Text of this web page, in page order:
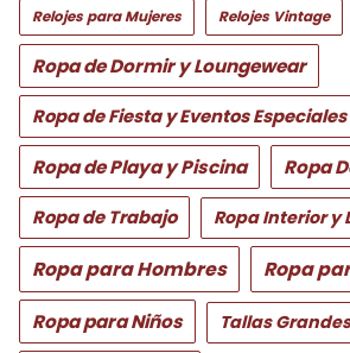
Relojes para Mujeres Relojes Vintage
Ropa de Dormir y Loungewear
Ropa de Fiesta y Eventos Especiales
Ropa de Playa y Piscina
Ropa
Ropa de Trabajo
Ropa Interior y
Ropa para Hombres Ropa
Ropa para Niños Tallas Grandes